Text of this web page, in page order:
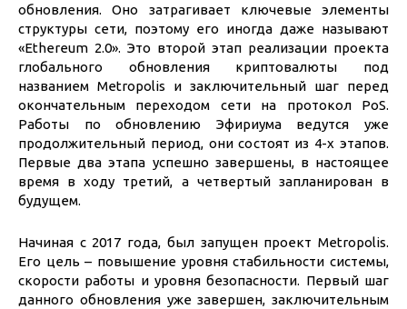
обновления. Оно затрагивает ключевые элементы
структуры сети, поэтому его иногда даже называют
«Ethereum 2.0». Это второй этап реализации проекта
глобального обновления криптовалюты под
названием Metropolis и заключительный шаг перед
окончательным переходом сети на протокол PoS.
Работы по обновлению Эфириума ведутся уже
продолжительный период, они состоят из 4-х этапов.
Первые два этапа успешно завершены, в настоящее
время в ходу третий, а четвертый запланирован в
будущем.
Начиная с 2017 года, был запущен проект Metropolis.
Его цель – повышение уровня стабильности системы,
скорости работы и уровня безопасности. Первый шаг
данного обновления уже завершен, заключительным